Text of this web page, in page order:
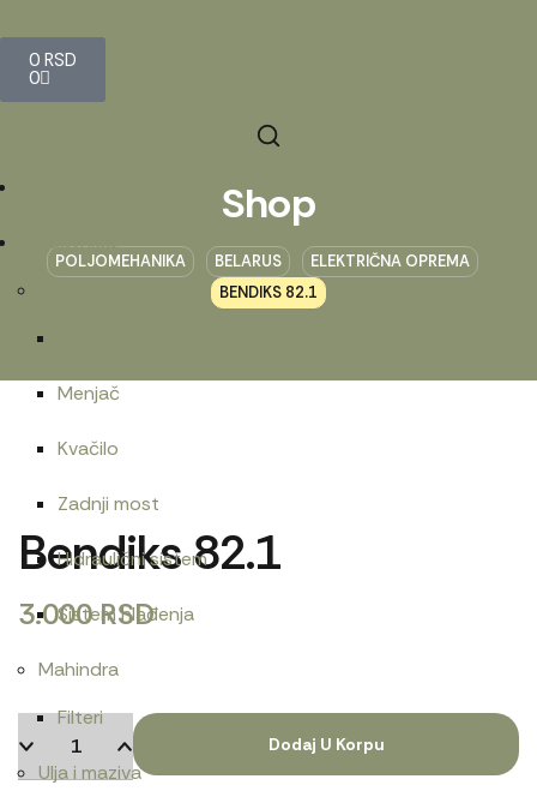
0 RSD
0
Prodavnica
Menjač
Kvačilo
Zadnji most
Hidraulični sistem
Sistem hlađenja
Mahindra
Filteri
Ulja i maziva
Shop
POLJOMEHANIKA BELARUS
ELEKTRIČNA OPREMA
BENDIKS 82.1
Bendiks 82.1
3.000RSD
Dodaj U Korpu